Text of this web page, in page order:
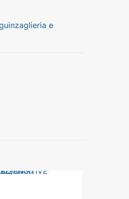
e